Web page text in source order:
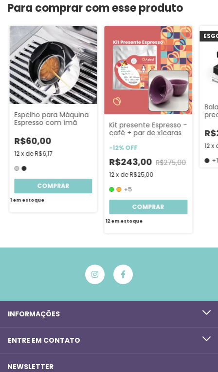
Para comprar com esse produto
Espelho para Máquina
Espresso com ímã
R$60,00
12x deR$6,17
COMPRAR
1em estoque
Kit presente Espresso -
café + par de xícaras
-12%OFF
R$243,00 R$275,00
12 x deR$25,00
+5
COMPRAR
12em estoque
12x
+1
INFORMAÇÕES
ENTRE EM CONTATO
NEWSLETTER